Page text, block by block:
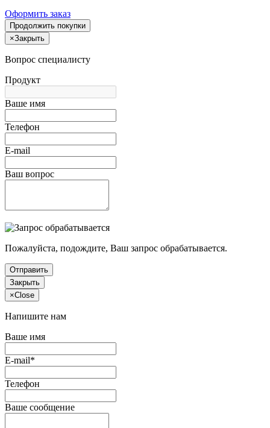
Оформить заказ
Продолжить покупки
×Закрыть
Вопрос специалисту
Продукт
Ваше имя
Телефон
E-mail
Ваш вопрос
Пожалуйста, подождите, Ваш запрос обрабатывается.
Отправить
Закрыть
×Close
Напишите нам
Ваше имя
E-mail*
Телефон
Ваше сообщение